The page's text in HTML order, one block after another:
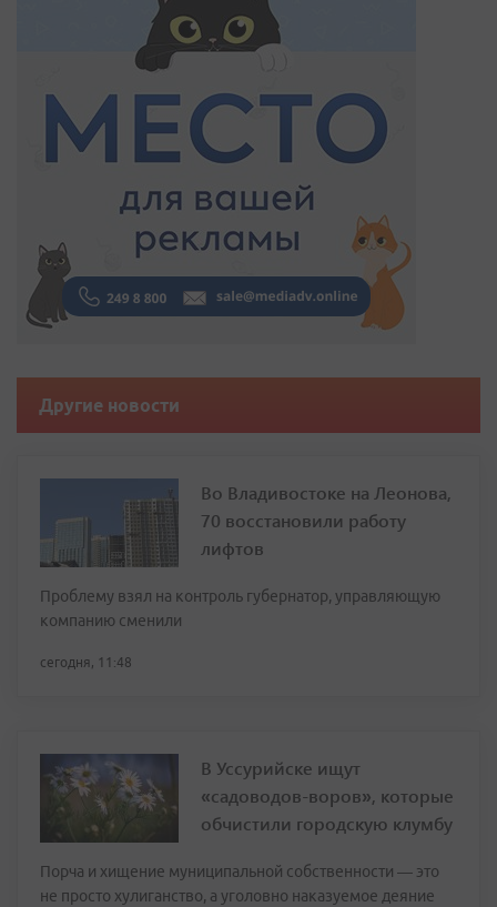
Другие новости
Во Владивостоке на Леонова,
70 восстановили работу
лифтов
Проблему взял на контроль губернатор, управляющую
компанию сменили
сегодня, 11:48
В Уссурийске ищут
«садоводов-воров», которые
обчистили городскую клумбу
Порча и хищение муниципальной собственности — это
не просто хулиганство, а уголовно наказуемое деяние